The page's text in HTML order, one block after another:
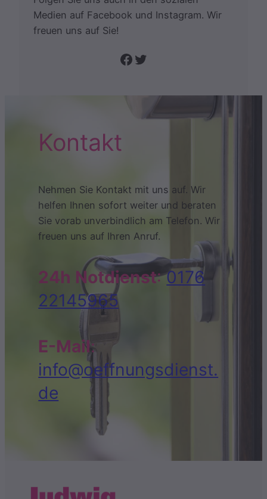
Medien auf Facebook und Instagram. Wir
freuen uns auf Sie!
Folge uns auf Facebook Twitter
Kontakt
Nehmen Sie Kontakt mit uns auf. Wir
helfen Ihnen sofort weiter und beraten
Sie vorab unverbindlich am Telefon. Wir
freuen uns auf Ihren Anruf.
24h Notdienst:0176
22145965
E-Mail:
info@oeffnungsdienst.
de